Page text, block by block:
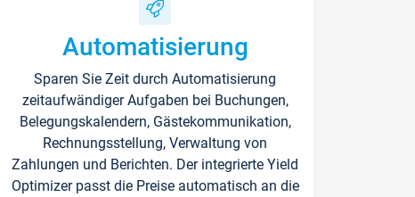
Automatisierung
Sparen Sie Zeit durch Automatisierung
zeitaufwändiger Aufgaben bei Buchungen,
Belegungskalendern, Gästekommunikation,
Rechnungsstellung, Verwaltung von
Zahlungen und Berichten. Der integrierte Yield
Optimizer passt die Preise automatisch an die